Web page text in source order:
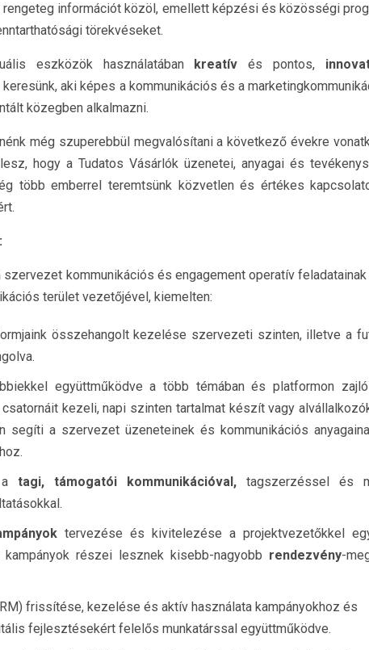
rengeteg információt közöl, emellett képzési és közösségi
törekvéseket.
eszközök használatában kreatív és pontos,
keresünk, aki képes a kommunikációs és a
közegben alkalmazni.
még szuperebbül megvalósítani a következő évekre
hogy a Tudatos Vásárlók üzenetei, anyagai és
több emberrel teremtsünk közvetlen és értékes
szervezet kommunikációs és engagement operatív
terület vezetőjével, kiemelten:
összehangolt kezelése szervezeti szinten, illetve a
együttműködve a több témában és platformon zajló
kezeli, napi szinten tartalmat készít vagy
segíti a szervezet üzeneteinek és kommunikációs
atagi, támogatói kommunikációval,tagszerzéssel és
tervezése és kivitelezése a projektvezetőkkel
kampányok részei lesznek kisebb-nagyobb rendezvény-
frissítése, kezelése és aktív használata kampányokhoz és
fejlesztésekért felelős munkatárssal együttműködve.